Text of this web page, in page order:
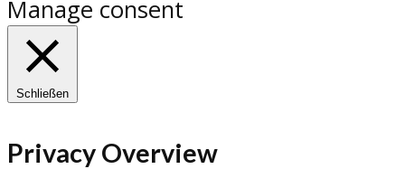
Manage consent
Schließen
Privacy Overview